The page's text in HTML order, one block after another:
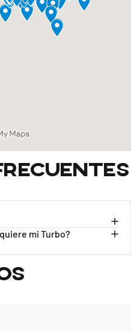
mi Turbo?